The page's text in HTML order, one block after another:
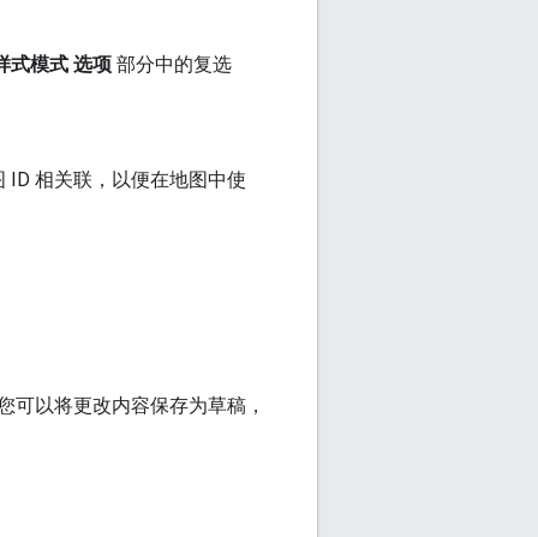
式模式 选项 部分中的复选
ID 相关联，以便在地图中使
以将更改内容保存为草稿，